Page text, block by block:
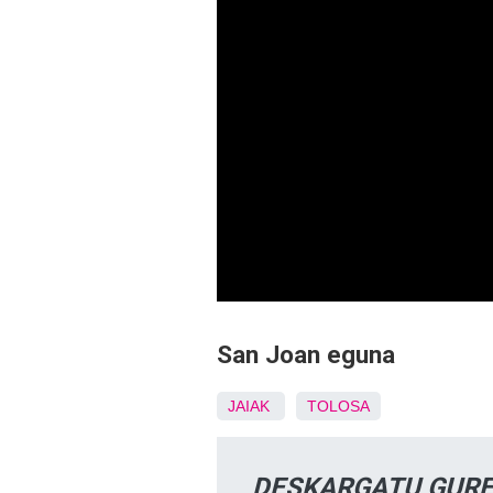
San Joan eguna
JAIAK TOLOSA